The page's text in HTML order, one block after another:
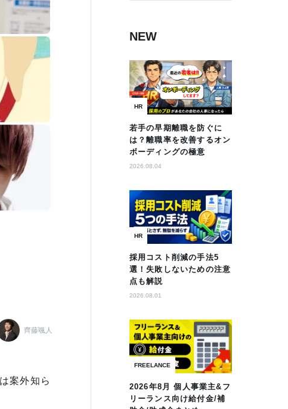
齊藤颯人
案外知ら
NEW
HR
若手の早期離職を防ぐに
は？離職率を改善するオン
ボーディングの極意
2026.08.04
HR
採用コスト削減の手法5
選！失敗しないための注意
点も解説
2026.08.01
FREELANCE
2026年8月 個人事業主&フ
リーランス向け給付金/補